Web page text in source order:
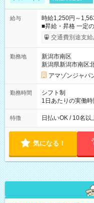
給与
時給1,250円～
■昇給・昇格 一定
まで昇給の機会があります。 ■正社員登
月25日支払い ※
☆Amazon直雇用で安定して働
あり 試用期間の長
です。
交通費別途支給
勤務地
新潟市南区
新潟県新潟市南区
アマゾンジャパ
勤務時間
シフト制
1日あたりの実働
特徴 日払いOK / 10名以
気になる！